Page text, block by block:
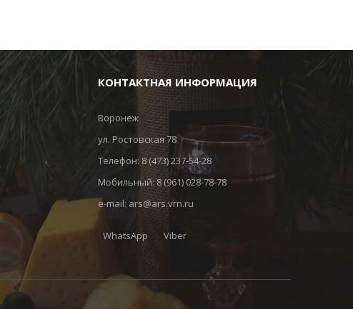
КОНТАКТНАЯ ИНФОРМАЦИЯ
Воронеж
ул. Ростовская 78
Телефон: 8 (473) 237-54-28
Мобильный:8 (961) 028-78-78
e-mail: ars@ars.vrn.ru
WhatsApp Viber